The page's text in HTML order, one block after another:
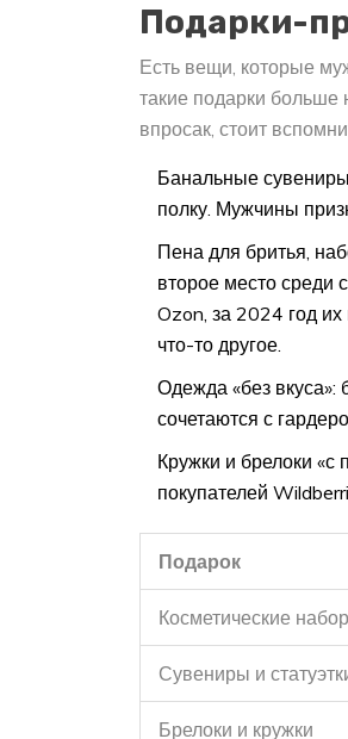
Подарки-
Есть вещи, которые
такие подарки
впросак, стоит
Банальные
полку. Мужчины
Пена для бритья,
второе место среди
Ozon, за 2024 год
что-то другое.
Одежда «без вкуса»:
сочетаются с
Кружки и брелоки «с
покупателей
Подарок
Косметические
Сувениры и
Брелоки и кружки